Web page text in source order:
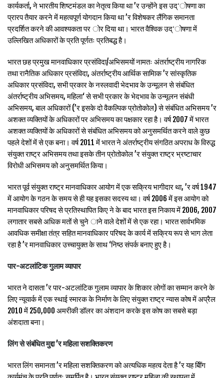
कार्यकर्ता, ने भारतीय शिष्टमंडल का नेतृत्व किया था ’र उन्होंने इस उद्‘ोषणा का
प्रारप तैयार करने में महत्वपूर्ण योगदान किया था ’र विशेषकर लैंगिक समानता
प्रदर्शित करने की आवश्यकता पर ोर दिया था। भारत वैश्विक उद्‘ोषणा में
उल्लिखित अधिकारों के प्रति पूर्णतः प्रतिबद्ध है।
भारत छह प्रमुख मानवाधिकार प्रसंविदा/अभिसमयों नामतः अंतर्राष्ट्रीय नागरिक
तथा रानैतिक अधिकार प्रसंविदा, अंतर्राष्ट्रीय आर्थिक सामािक ’र सांस्कृतिक
अधिकार प्रसंविदा, सभी प्रकार के नस्लवादी भेदभाव के उन्मूलन से संबंधित
अंतर्राष्ट्रीय अभिसमय, महिला‘ से सभी प्रकार के भेदभाव के उन्मूलन संबंधी
अभिसमय, बाल अधिकारों (’र इसके दो वैकल्पिक प्रोतोकोल) से संबंधित अभिसमय ’र
अशक्त व्यक्तियों के अधिकारों पर अभिसमय का पक्षकार रहा है। वर्ष 2007 में भारत
अशक्त व्यक्तियों के अधिकारों से संबंधित अभिसमय को अनुसमर्थित करने वाले कुछ
पहले देशों में से एक बना। वर्ष 2011 में भारत ने अंतर्राष्ट्रीय संगठित अपराध के विरुद्ध
संयुक्त राष्ट्र अभिसमय तथा इसके तीन प्रोतोकोल ’र संयुक्त राष्ट्र भ्रष्टाचार
विरोधी अभिसमय को अनुसमर्थित किया।
भारत पूर्व संयुक्त राष्ट्र मानवाधिकार आयोग में एक सक्रिय भागीदार था, ’र वर्ष 1947
में आयोग के गठन के समय से ही यह इसका सदस्य था। वर्ष 2006 में इस आयोग को
मानवाधिकार परिषद से प्रतिस्थापित किए ने के बाद भारत इस निकाय में 2006, 2007
लगातार सबसे अधिक मतों से चुने ाने वाले देशों में से एक रहा। भारत सार्वभमिक
आवधिक समीक्षा तंत्र सहित मानवाधिकार परिषद के कार्य में सक्रिय रूप से भाग लेता
रहा है ’र मानवाधिकार उच्चायुक्त के साथ ‘निष्ठ संपर्क बनाए हुए है।
पार-अटलांटिक गुलाम व्यापार
भारत ने दासता ’र पार-अटलांटिक गुलाम व्यापार के शिकार लोगों का सम्मान करने के
लिए न्यूयार्क में एक स्थाई स्मारक के निर्माण के लिए संयुक्त राष्ट्र न्यास कोष में अप्रैल
2010 में 250,000 अमरीकी डॉलर का अंशदान करके इस कोष का सबसे बड़ा
अंशदाता बना।
लिंग से संबंधित मुद्दा ’र महिला सशक्तिकरण
भारत लिंग समानता ’र महिला सशक्तिकरण को अत्यधिक महत्व देता है ’र यह बीिंग